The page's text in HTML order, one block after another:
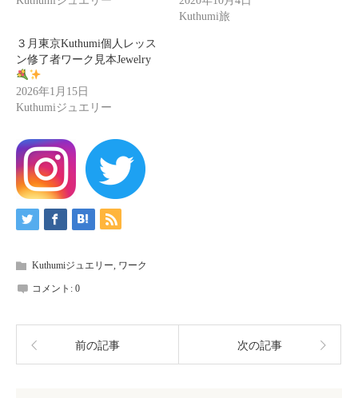
Kuthumi旅
３月東京Kuthumi個人レッス
ン修了者ワーク見本Jewelry
2026年1月15日
Kuthumiジュエリー
Kuthumiジュエリー, ワーク
コメント: 0
前の記事 次の記事